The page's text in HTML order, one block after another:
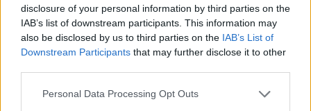
disclosure of your personal information by third parties on the
IAB’s list of downstream participants. This information may
also be disclosed by us to third parties on the IAB’s List of
Downstream Participants that may further disclose it to other
Please note that this website/app uses one or more Google
Personal Data Processing Opt Outs